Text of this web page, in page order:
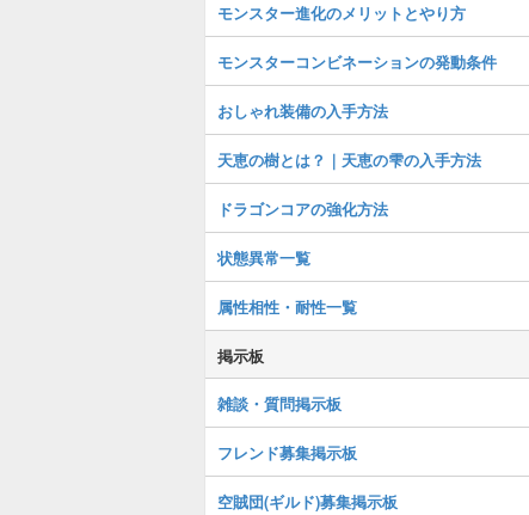
モンスター進化のメリットとやり方
モンスターコンビネーションの発動条件
おしゃれ装備の入手方法
天恵の樹とは？｜天恵の雫の入手方法
ドラゴンコアの強化方法
状態異常一覧
属性相性・耐性一覧
掲示板
雑談・質問掲示板
フレンド募集掲示板
空賊団(ギルド)募集掲示板